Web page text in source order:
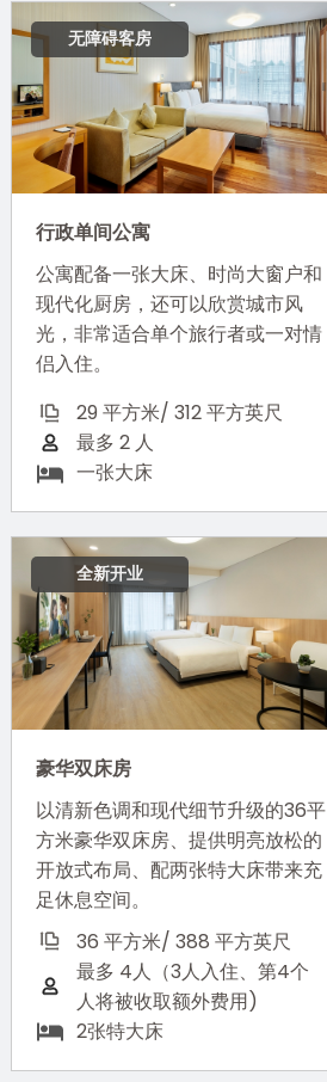
无障碍客房
行政单间公寓
公寓配备一张大床、时尚大窗户和
现代化厨房，还可以欣赏城市风
光，非常适合单个旅行者或一对情
侣入住。
29 平方米/ 312 平方英尺
最多 2 人
一张大床
全新开业
豪华双床房
以清新色调和现代细节升级的36平
方米豪华双床房、提供明亮放松的
开放式布局、配两张特大床带来充
足休息空间。
36 平方米/ 388 平方英尺
最多 4人（3人入住、第4个
人将被收取额外费用)
2张特大床